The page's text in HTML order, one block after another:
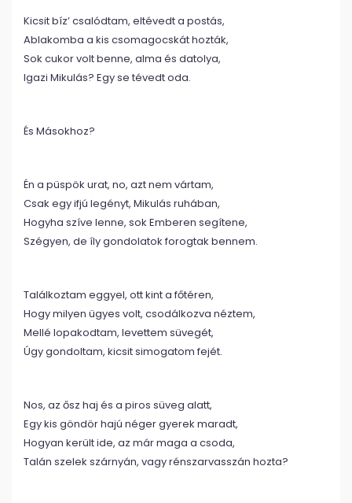
Kicsit bíz’ csalódtam, eltévedt a postás,
Ablakomba a kis csomagocskát hozták,
Sok cukor volt benne, alma és datolya,
Igazi Mikulás? Egy se tévedt oda.
És Másokhoz?
Én a püspök urat, no, azt nem vártam,
Csak egy ifjú legényt, Mikulás ruhában,
Hogyha szíve lenne, sok Emberen segítene,
Szégyen, de íly gondolatok forogtak bennem.
Találkoztam eggyel, ott kint a főtéren,
Hogy milyen ügyes volt, csodálkozva néztem,
Mellé lopakodtam, levettem süvegét,
Úgy gondoltam, kicsit simogatom fejét.
Nos, az ősz haj és a piros süveg alatt,
Egy kis göndör hajú néger gyerek maradt,
Hogyan került ide, az már maga a csoda,
Talán szelek szárnyán, vagy rénszarvasszán hozta?